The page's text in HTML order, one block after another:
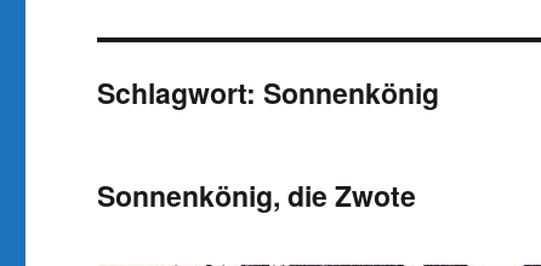
Schlagwort:Sonnenkönig
Sonnenkönig, die Zwote